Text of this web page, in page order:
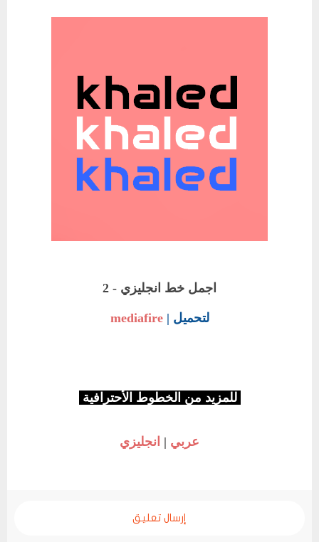
اجمل خط انجليزي - 2
لتحميل | mediafire
للمزيد من الخطوط الأحترافية
عربي | انجليزي
إرسال تعليق